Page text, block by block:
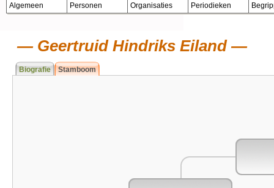
Algemeen Personen Organisaties Periodieken
Geertruid Hindriks Eiland
Biografie Stamboom